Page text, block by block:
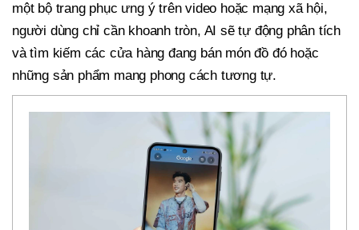
một bộ trang phục ưng ý trên video hoặc mạng xã hội,
người dùng chỉ cần khoanh tròn, AI sẽ tự động phân tích
và tìm kiếm các cửa hàng đang bán món đồ đó hoặc
những sản phẩm mang phong cách tương tự.